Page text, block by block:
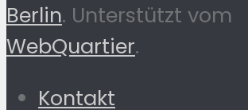
Berlin. Unterstützt vom
WebQuartier.
Kontakt